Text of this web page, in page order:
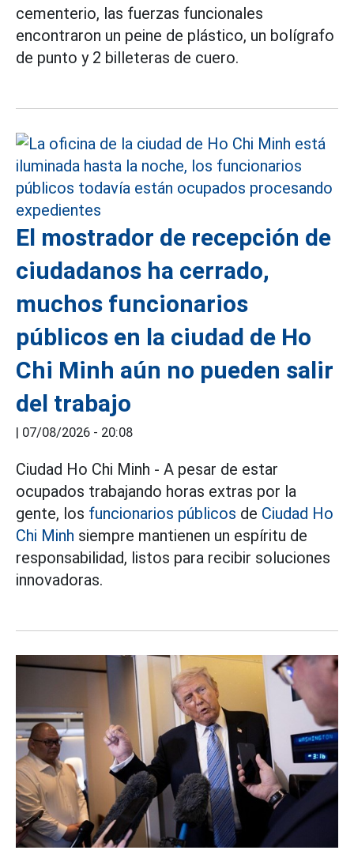
cementerio, las fuerzas funcionales
encontraron un peine de plástico, un bolígrafo
de punto y 2 billeteras de cuero.
El mostrador de recepción de
ciudadanos ha cerrado,
muchos funcionarios
públicos en la ciudad de Ho
Chi Minh aún no pueden salir
del trabajo
| 07/08/2026 - 20:08
Ciudad Ho Chi Minh - A pesar de estar
ocupados trabajando horas extras por la
gente, los funcionarios públicos de Ciudad Ho
Chi Minh siempre mantienen un espíritu de
responsabilidad, listos para recibir soluciones
innovadoras.